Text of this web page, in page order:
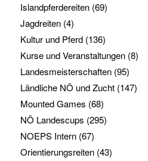
Islandpferdereiten(69)
Jagdreiten(4)
Kultur und Pferd(136)
Kurse und Veranstaltungen(8)
Landesmeisterschaften(95)
Ländliche NÖ und Zucht(147)
Mounted Games (68)
NÖ Landescups (295)
NOEPS Intern(67)
Orientierungsreiten(43)